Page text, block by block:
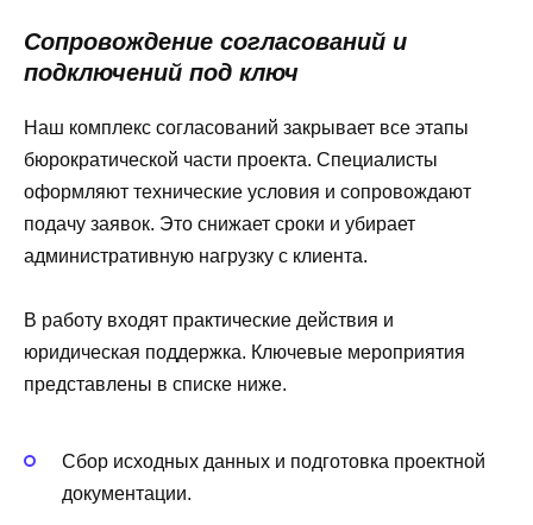
Сопровождение согласований и
подключений под ключ
Наш комплекс согласований закрывает все этапы
бюрократической части проекта. Специалисты
оформляют технические условия и сопровождают
подачу заявок. Это снижает сроки и убирает
административную нагрузку с клиента.
В работу входят практические действия и
юридическая поддержка. Ключевые мероприятия
представлены в списке ниже.
Сбор исходных данных и подготовка проектной
документации.